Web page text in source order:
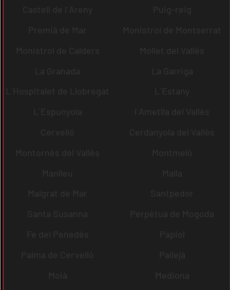
Castell de l´Areny
Puig-reig
Premià de Mar
Monistrol de Montserrat
Monistrol de Calders
Mollet del Vallès
La Granada
La Garriga
L´Hospitalet de Llobregat
L´Estany
L´Espunyola
l´Ametlla del Vallès
Cervelló
Cerdanyola del Vallès
Montornès del Vallès
Montmeló
Manlleu
Malla
Malgrat de Mar
Santpedor
Santa Susanna
Perpètua de Mogoda
Fe del Penedès
Papiol
Palma de Cervelló
Pallejà
Moià
Mediona